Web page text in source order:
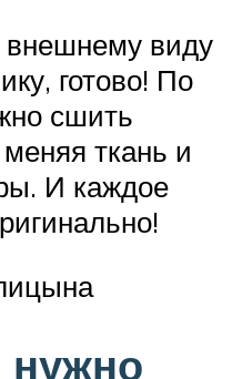
внешнему виду
готово! По
сшить
ткань и
И каждое
нужно